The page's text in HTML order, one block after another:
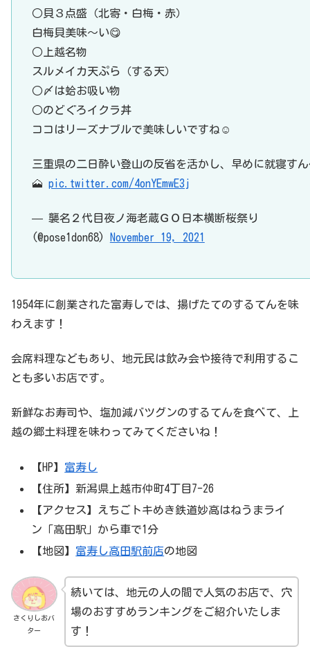
○貝３点盛（北寄・白梅・赤）
白梅貝美味〜い😋
○上越名物
スルメイカ天ぷら（する天）
○〆は蛤お吸い物
○のどぐろイクラ丼
ココはリーズナブルで美味しいですね☺️
三重県の二日酔い登山の反省を活かし、早めに就寝す
🗻 pic.twitter.com/4onYEmwE3j
— 襲名２代目夜ノ海老蔵ＧＯ日本横断桜祭り
(@pose1don68)
November 19, 2021
1954年に創業された富寿しでは、揚げたてのするてんを味
わえます！
会席料理などもあり、地元民は飲み会や接待で利用するこ
とも多いお店です。
新鮮なお寿司や、塩加減バツグンのするてんを食べて、上
越の郷土料理を味わってみてくださいね！
【HP】 富寿し
【住所】新潟県上越市仲町4丁目7-26
【アクセス】えちごトキめき鉄道妙高はねうまライ
ン「高田駅」から車で1分
【地図】 富寿し高田駅前店の地図
さくりしおバ
ター
続いては、地元の人の間で人気のお店で、穴
場のおすすめランキングをご紹介いたしま
す！